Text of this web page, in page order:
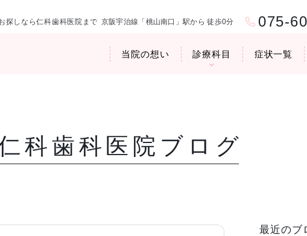
探しなら仁科歯科医院まで 京阪宇治線「桃山南口」駅から 徒歩0分 075-
当院の想い 診療科目 症状一覧
科歯科医院ブログ
最近のブ